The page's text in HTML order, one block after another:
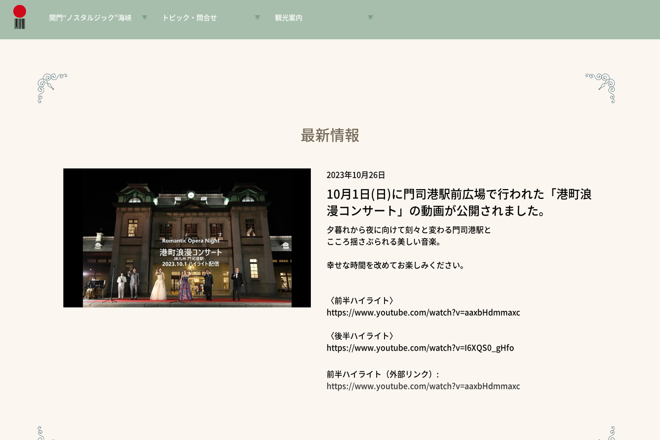
関門“ノスタルジック”海峡
日本遺産とは
トピック・問合せ
お知らせ
観光案内
VR昔旅
最新情報
2023年10月26日
10月1日(日)に門司港駅前広場で行われた「港町浪
漫コンサート」の動画が公開されました。
夕暮れから夜に向けて刻々と変わる門司港駅と
こころ揺さぶられる美しい音楽。
幸せな時間を改めてお楽しみください。
〈前半ハイライト〉
https://www.youtube.com/watch?v=aaxbHdmmaxc
〈後半ハイライト〉
https://www.youtube.com/watch?v=I6XQS0_gHfo
前半ハイライト（外部リンク）:
https://www.youtube.com/watch?v=aaxbHdmmaxc